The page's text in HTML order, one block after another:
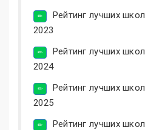
Рейтинг лучших
2023
Рейтинг лучших
2024
Рейтинг лучших
2025
Рейтинг лучших